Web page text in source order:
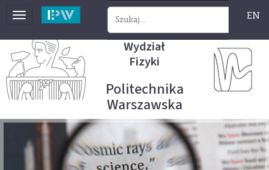
Toggle
EN
Wydział
Fizyki
Politechnika
Warszawska